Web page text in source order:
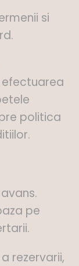
si
politica
pe
rezervarii,